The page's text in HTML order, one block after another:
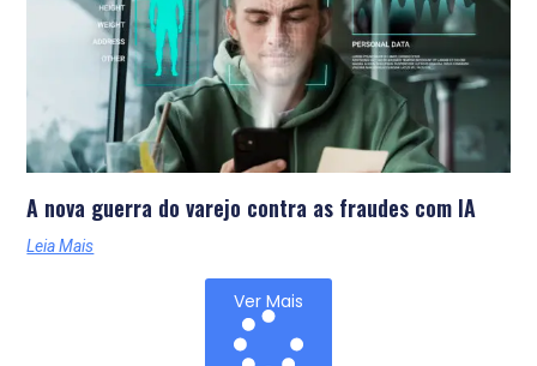
A nova guerra do varejo contra as fraudes com IA
Leia Mais
Ver Mais